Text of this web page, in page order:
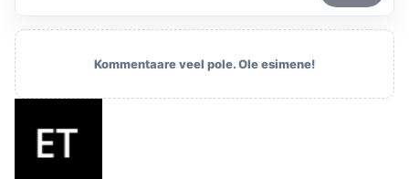
Kommentaare veel pole. Ole esimene!